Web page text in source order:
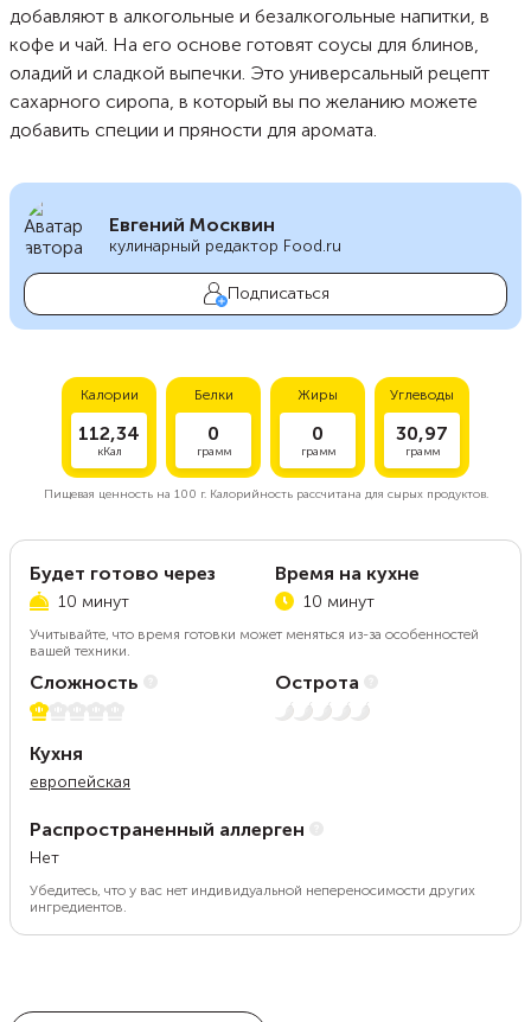
добавляют в алкогольные и безалкогольные напитки, в
кофе и чай. На его основе готовят соусы для блинов,
оладий и сладкой выпечки. Это универсальный рецепт
сахарного сиропа, в который вы по желанию можете
добавить специи и пряности для аромата.
Евгений Москвин
кулинарный редактор Food.ru
Подписаться
Калории
112,34
кКал
Белки
0
грамм
Жиры
0
грамм
Углеводы
30,97
грамм
Пищевая ценность на 100 г.Калорийность рассчитана для сырых продуктов.
Будет готово через
10 минут
Время на кухне
10 минут
Учитывайте, что время готовки может меняться из-за особенностей
вашей техники.
Сложность
1 из 5
Острота
Нет остроты
Кухня
европейская
Распространенный аллерген
Нет
Убедитесь, что у вас нет индивидуальной непереносимости других
ингредиентов.